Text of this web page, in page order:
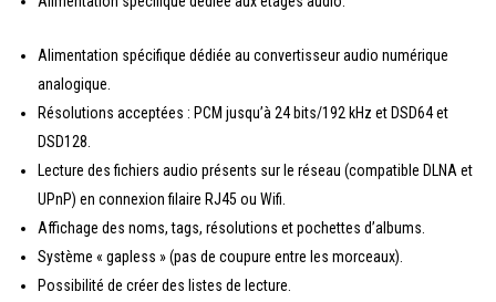
Alimentation spécifique dédiée au convertisseur audio numérique
analogique.
Résolutions acceptées : PCM jusqu’à 24 bits/192 kHz et DSD64 et
DSD128.
Lecture des fichiers audio présents sur le réseau (compatible DLNA et
UPnP) en connexion filaire RJ45 ou Wifi.
Affichage des noms, tags, résolutions et pochettes d’albums.
Système « gapless » (pas de coupure entre les morceaux).
Possibilité de créer des listes de lecture.